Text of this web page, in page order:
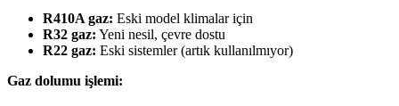
R410A gaz: Eski model klimalar için
R32 gaz: Yeni nesil, çevre dostu
R22 gaz: Eski sistemler (artık kullanılmıyor)
Gaz dolumu işlemi: